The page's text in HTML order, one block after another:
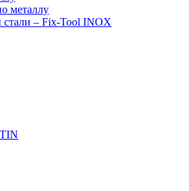
металлу
– Fix-Tool INOX